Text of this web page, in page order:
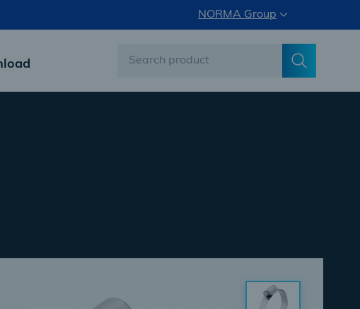
NORMA Group